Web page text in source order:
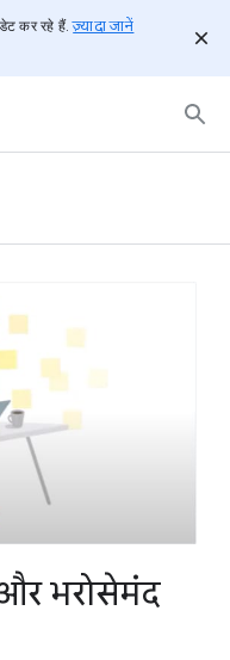
कर रहे हैं.ज़्यादा जानें
भरोसेमंद